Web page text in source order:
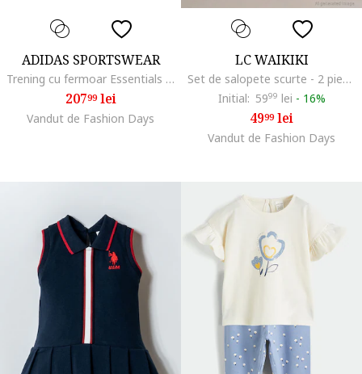
ADIDAS SPORTSWEAR
Trening cu fermoar Essentials Climacool, Rosu/Negru
20799lei
Vandut de Fashion Days
LC WAIKIKI
Set de salopete scurte - 2 piese, Alb/Roz
Initial: 5999 lei - 16%
4999lei
Vandut de Fashion Days